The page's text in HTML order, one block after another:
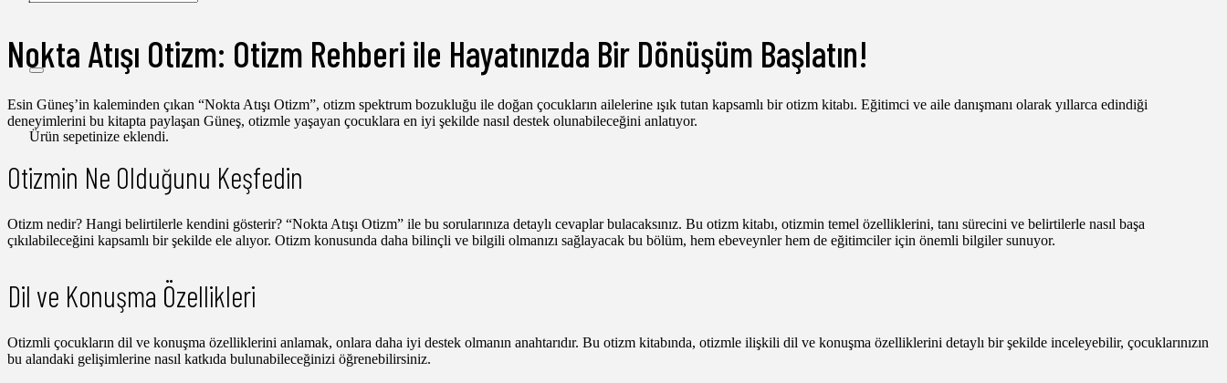
Ürün sepetinize eklendi.
Nokta Atışı Otizm: Otizm Rehberi ile Hayatınızda Bir Dönüşüm Başlatın!
Esin Güneş’in kaleminden çıkan “Nokta Atışı Otizm”, otizm spektrum bozukluğu ile doğan çocukların ailelerine ışık tutan kapsamlı bir otizm kitabı. Eğitimci ve aile danışmanı olarak yıllarca edindiği
deneyimlerini bu kitapta paylaşan Güneş, otizmle yaşayan çocuklara en iyi şekilde nasıl destek olunabileceğini anlatıyor.
Otizmin Ne Olduğunu Keşfedin
Otizm nedir? Hangi belirtilerle kendini gösterir? “Nokta Atışı Otizm” ile bu sorularınıza detaylı cevaplar bulacaksınız. Bu otizm kitabı, otizmin temel özelliklerini, tanı sürecini ve belirtilerle nasıl başa
çıkılabileceğini kapsamlı bir şekilde ele alıyor. Otizm konusunda daha bilinçli ve bilgili olmanızı sağlayacak bu bölüm, hem ebeveynler hem de eğitimciler için önemli bilgiler sunuyor.
Dil ve Konuşma Özellikleri
Otizmli çocukların dil ve konuşma özelliklerini anlamak, onlara daha iyi destek olmanın anahtarıdır. Bu otizm kitabında, otizmle ilişkili dil ve konuşma özelliklerini detaylı bir şekilde inceleyebilir, çocuklarınızın
bu alandaki gelişimlerine nasıl katkıda bulunabileceğinizi öğrenebilirsiniz.